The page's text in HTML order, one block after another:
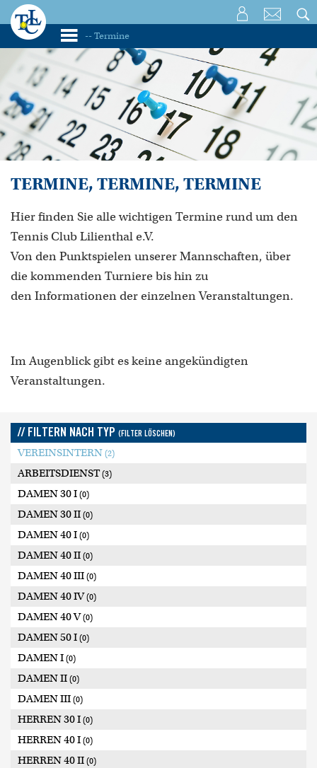
TERMINE, TERMINE, TERMINE
Hier finden Sie alle wichtigen Termine rund um den
Tennis Club Lilienthal e.V.
Von den Punktspielen unserer Mannschaften, über
die kommenden Turniere bis hin zu
den Informationen der einzelnen Veranstaltungen.
Im Augenblick gibt es keine angekündigten
Veranstaltungen.
// FILTERN NACH TYP (FILTER LÖSCHEN)
VEREINSINTERN (2)
ARBEITSDIENST(3)
DAMEN 30 I (0)
DAMEN 30 II (0)
DAMEN 40 I (0)
DAMEN 40 II (0)
DAMEN 40 III (0)
DAMEN 40 IV(0)
DAMEN 40 V(0)
DAMEN 50 I (0)
DAMEN I (0)
DAMEN II (0)
DAMEN III (0)
HERREN 30 I (0)
HERREN 40 I (0)
HERREN 40 II (0)